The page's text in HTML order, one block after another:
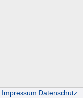
Impressum Datenschutz